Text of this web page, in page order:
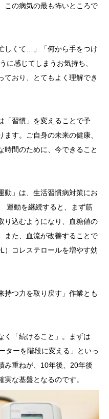
この病気の最も怖いところで
しくて…」「何から手をつけ
に感じてしまうお気持ち、
ており、とてもよく理解でき
「習慣」を変えることで予
す。ご自身の未来の健康、
時間のために、今できること
動」は、生活習慣病対策にお
運動を継続すると、まず筋
り込むようになり、血糖値の
また、血流が改善することで
）コレステロールを増やす効
持つ力を取り戻す」作業とも
く「続けること」。まずは
ターを階段に変える」といっ
み重ねが、10年後、20年後
な基盤となるのです。